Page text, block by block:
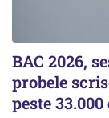
BAC 2026,
probele
peste